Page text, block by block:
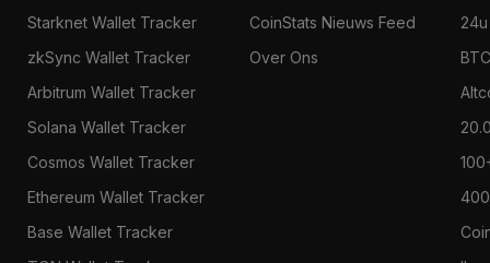
Starknet Wallet Tracker
zkSync Wallet Tracker
Arbitrum Wallet Tracker
Solana Wallet Tracker
Cosmos Wallet Tracker
Ethereum Wallet Tracker
Base Wallet Tracker
CoinStats Nieuws Feed
Over Ons